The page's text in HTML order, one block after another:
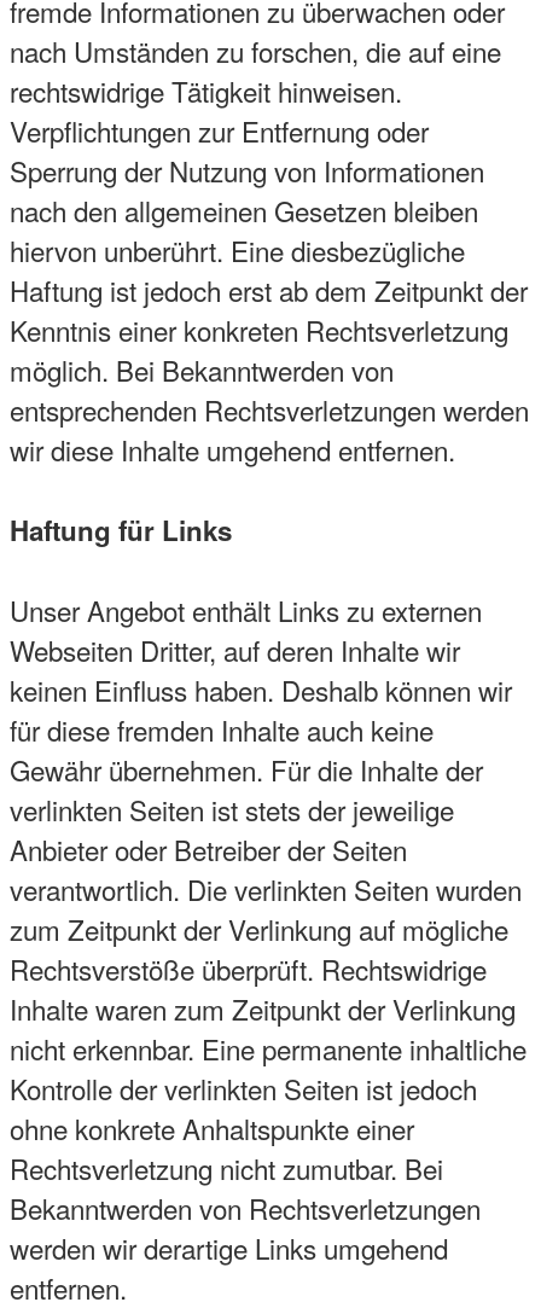
fremde Informationen zu überwachen oder
nach Umständen zu forschen, die auf eine
rechtswidrige Tätigkeit hinweisen.
Verpflichtungen zur Entfernung oder
Sperrung der Nutzung von Informationen
nach den allgemeinen Gesetzen bleiben
hiervon unberührt. Eine diesbezügliche
Haftung ist jedoch erst ab dem Zeitpunkt der
Kenntnis einer konkreten Rechtsverletzung
möglich. Bei Bekanntwerden von
entsprechenden Rechtsverletzungen werden
wir diese Inhalte umgehend entfernen.
Haftung für Links
Unser Angebot enthält Links zu externen
Webseiten Dritter, auf deren Inhalte wir
keinen Einfluss haben. Deshalb können wir
für diese fremden Inhalte auch keine
Gewähr übernehmen. Für die Inhalte der
verlinkten Seiten ist stets der jeweilige
Anbieter oder Betreiber der Seiten
verantwortlich. Die verlinkten Seiten wurden
zum Zeitpunkt der Verlinkung auf mögliche
Rechtsverstöße überprüft. Rechtswidrige
Inhalte waren zum Zeitpunkt der Verlinkung
nicht erkennbar. Eine permanente inhaltliche
Kontrolle der verlinkten Seiten ist jedoch
ohne konkrete Anhaltspunkte einer
Rechtsverletzung nicht zumutbar. Bei
Bekanntwerden von Rechtsverletzungen
werden wir derartige Links umgehend
entfernen.